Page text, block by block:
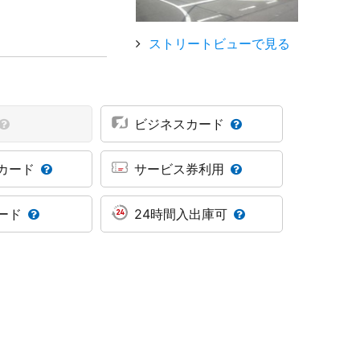
ストリートビューで見る
ビジネスカード
ード サービス券利用
ド 24時間入出庫可